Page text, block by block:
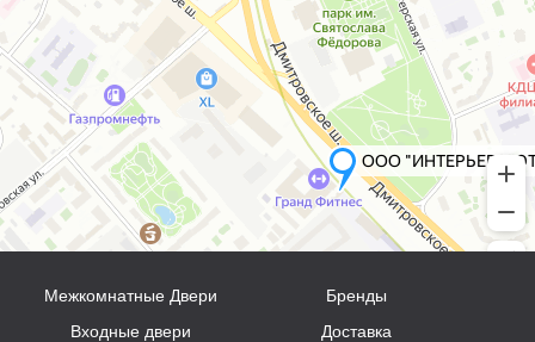
Межкомнатные Двери
Входные двери
Бренды
Доставка